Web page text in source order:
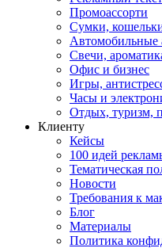
Промоассорти
Сумки,
Автомобильные
Свечи,
Офис и бизнес
Игры,
Часы и
Отдых, туризм,
Клиенту
Кейсы
100 идей
Тематическая
Новости
Требования к
Блог
Материалы
Политика